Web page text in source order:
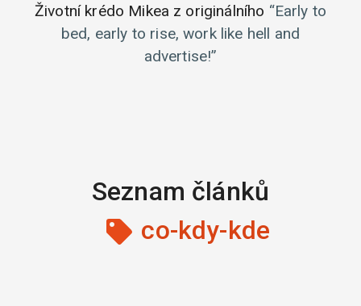
Životní krédo Mikea z originálního Early to
bed, early to rise, work like hell and
advertise!
Seznam článků
co-kdy-kde